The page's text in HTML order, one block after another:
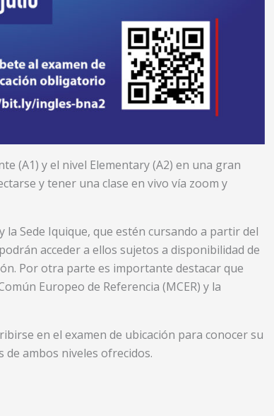
(A1) y el nivel Elementary (A2) en una gran
y tener una clase en vivo vía zoom y
la Sede Iquique, que estén cursando a partir del
acceder a ellos sujetos a disponibilidad de
Por otra parte es importante destacar que
Europeo de Referencia (MCER) y la
en el examen de ubicación para conocer su
ambos niveles ofrecidos.